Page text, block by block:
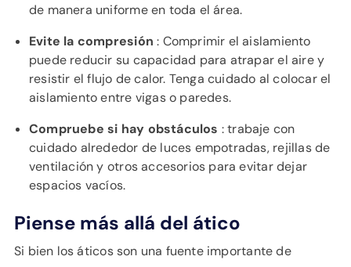
de manera uniforme en toda el área.
Evite la compresión : Comprimir el aislamiento
puede reducir su capacidad para atrapar el aire y
resistir el flujo de calor. Tenga cuidado al colocar el
aislamiento entre vigas o paredes.
Compruebe si hay obstáculos : trabaje con
cuidado alrededor de luces empotradas, rejillas de
ventilación y otros accesorios para evitar dejar
espacios vacíos.
Piense más allá del ático
Si bien los áticos son una fuente importante de